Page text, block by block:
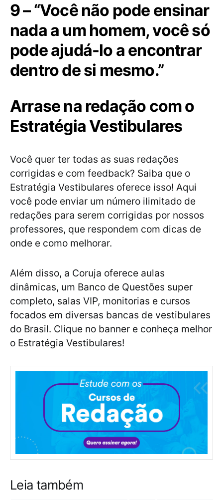
9 – “Você não pode ensinar
nada a um homem, você só
pode ajudá-lo a encontrar
dentro de si mesmo.”
Arrase na redação com o
Estratégia Vestibulares
Você quer ter todas as suas redações
corrigidas e com feedback? Saiba que o
Estratégia Vestibulares oferece isso! Aqui
você pode enviar um número ilimitado de
redações para serem corrigidas por nossos
professores, que respondem com dicas de
onde e como melhorar.
Além disso, a Coruja oferece aulas
dinâmicas, um Banco de Questões super
completo, salas VIP, monitorias e cursos
focados em diversas bancas de vestibulares
do Brasil. Clique no banner e conheça melhor
o Estratégia Vestibulares!
Leia também